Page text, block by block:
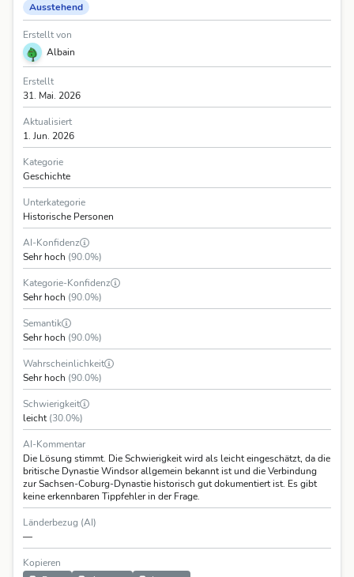
Ausstehend
Erstellt von
Albain
Erstellt
31. Mai. 2026
Aktualisiert
1. Jun. 2026
Kategorie
Geschichte
Unterkategorie
Historische Personen
AI-Konfidenz
Sehr hoch (90.0%)
Kategorie-Konfidenz
Sehr hoch (90.0%)
Semantik
Sehr hoch (90.0%)
Wahrscheinlichkeit
Sehr hoch (90.0%)
Schwierigkeit
leicht(30.0%)
AI-Kommentar
Die Lösung stimmt. Die Schwierigkeit wird als leicht eingeschätzt, da die
britische Dynastie Windsor allgemein bekannt ist und die Verbindung
zur Sachsen-Coburg-Dynastie historisch gut dokumentiert ist. Es gibt
keine erkennbaren Tippfehler in der Frage.
Länderbezug (AI)
—
Kopieren